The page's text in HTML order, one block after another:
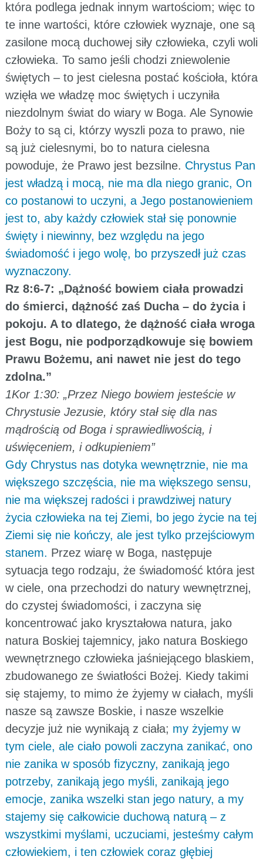
która podlega jednak innym wartościom; więc to
te inne wartości, które człowiek wyznaje, one są
zasilone mocą duchowej siły człowieka, czyli woli
człowieka. To samo jeśli chodzi zniewolenie
świętych – to jest cielesna postać kościoła, która
wzięła we władzę moc świętych i uczyniła
niezdolnym świat do wiary w Boga. Ale Synowie
Boży to są ci, którzy wyszli poza to prawo, nie
są już cielesnymi, bo to natura cielesna
powoduje, że Prawo jest bezsilne. Chrystus Pan
jest władzą i mocą, nie ma dla niego granic, On
co postanowi to uczyni, a Jego postanowieniem
jest to, aby każdy człowiek stał się ponownie
święty i niewinny, bez względu na jego
świadomość i jego wolę, bo przyszedł już czas
wyznaczony.
Rz 8:6-7: „Dążność bowiem ciała prowadzi
do śmierci, dążność zaś Ducha – do życia i
pokoju. A to dlatego, że dążność ciała wroga
jest Bogu, nie podporządkowuje się bowiem
Prawu Bożemu, ani nawet nie jest do tego
zdolna.”
1Kor 1:30: „Przez Niego bowiem jesteście w
Chrystusie Jezusie, który stał się dla nas
mądrością od Boga i sprawiedliwością, i
uświęceniem, i odkupieniem”
Gdy Chrystus nas dotyka wewnętrznie, nie ma
większego szczęścia, nie ma większego sensu,
nie ma większej radości i prawdziwej natury
życia człowieka na tej Ziemi, bo jego życie na tej
Ziemi się nie kończy, ale jest tylko przejściowym
stanem. Przez wiarę w Boga, następuje
sytuacja tego rodzaju, że świadomość która jest
w ciele, ona przechodzi do natury wewnętrznej,
do czystej świadomości, i zaczyna się
koncentrować jako kryształowa natura, jako
natura Boskiej tajemnicy, jako natura Boskiego
wewnętrznego człowieka jaśniejącego blaskiem,
zbudowanego ze światłości Bożej. Kiedy takimi
się stajemy, to mimo że żyjemy w ciałach, myśli
nasze są zawsze Boskie, i nasze wszelkie
decyzje już nie wynikają z ciała; my żyjemy w
tym ciele, ale ciało powoli zaczyna zanikać, ono
nie zanika w sposób fizyczny, zanikają jego
potrzeby, zanikają jego myśli, zanikają jego
emocje, zanika wszelki stan jego natury, a my
stajemy się całkowicie duchową naturą – z
wszystkimi myślami, uczuciami, jesteśmy całym
człowiekiem, i ten człowiek coraz głębiej